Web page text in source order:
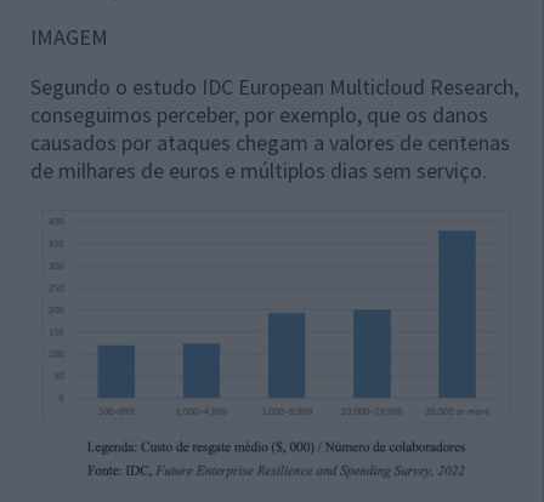
IMAGEM
Segundo o estudo IDC European Multicloud Research,
conseguimos perceber, por exemplo, que os danos
causados por ataques chegam a valores de centenas
de milhares de euros e múltiplos dias sem serviço.